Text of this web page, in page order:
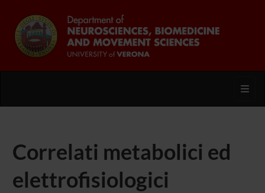
Correlati metabolici ed
elettrofisiologici